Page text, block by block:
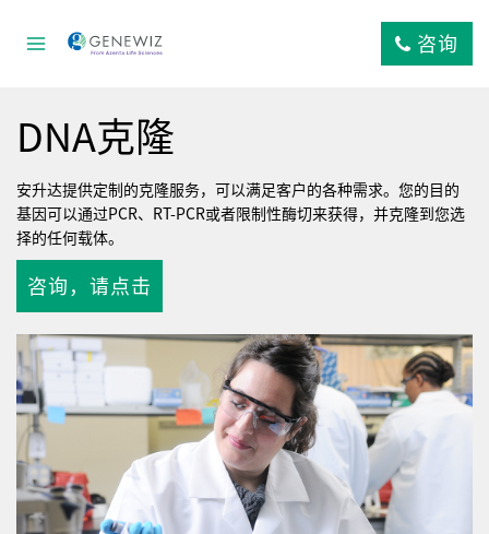
咨询
DNA克隆
安升达提供定制的克隆服务，可以满足客户的各种需求。您的目的
基因可以通过PCR、RT-PCR或者限制性酶切来获得，并克隆到您选
择的任何载体。
咨询，请点击